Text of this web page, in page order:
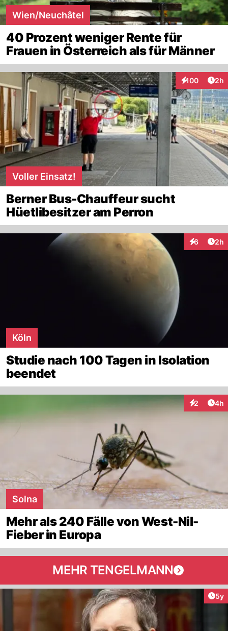
Wien/Neuchâtel
40 Prozent weniger Rente für
Frauen in Österreich als für Männer
100
Interaktionen
2h
Voller Einsatz!
Berner Bus-Chauffeur sucht
Hüetlibesitzer am Perron
6 2h
Köln
Studie nach 100 Tagen in Isolation
beendet
2 4h
Solna
Mehr als 240 Fälle von West-Nil-
Fieber in Europa
MEHR TENGELMANN
5y